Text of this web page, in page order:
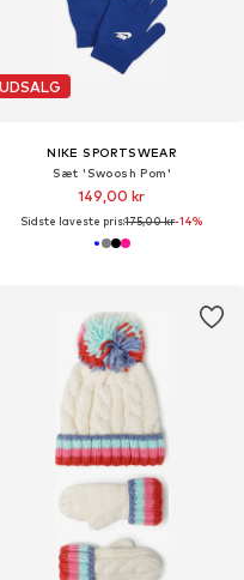
UDSALG
NIKE SPORTSWEAR
Sæt 'Swoosh Pom'
149,00 kr
Sidste laveste pris:175,00 kr-14%